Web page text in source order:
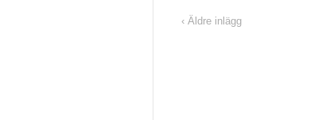
‹ Äldre inlägg